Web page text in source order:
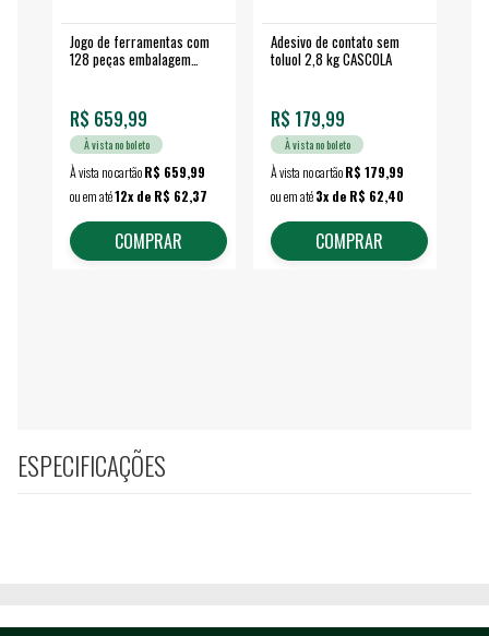
Jogo de ferramentas com
128 peças embalagem
R$ 659,99
À vista no boleto
À vista no cartãoR$ 659,99
ou em até12x de R$ 62,37
COMPRAR
Adesivo de contato sem
toluol 2,8 kg CASCOLA
R$ 179,99
À vista no boleto
À vista no cartãoR$ 179,99
ou em até3x de R$ 62,40
COMPRAR
ESPECIFICAÇÕES